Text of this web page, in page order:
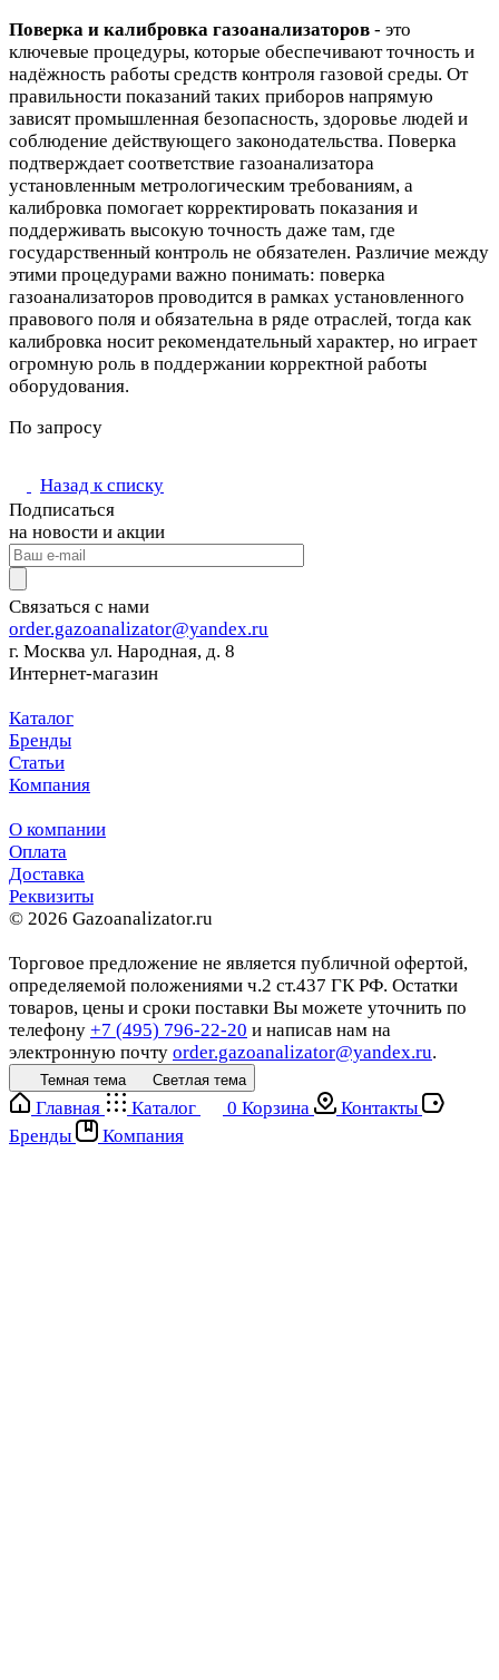
Поверка и калибровка газоанализаторов - это
ключевые процедуры, которые обеспечивают точность и
надёжность работы средств контроля газовой среды. От
правильности показаний таких приборов напрямую
зависят промышленная безопасность, здоровье людей и
соблюдение действующего законодательства. Поверка
подтверждает соответствие газоанализатора
установленным метрологическим требованиям, а
калибровка помогает корректировать показания и
поддерживать высокую точность даже там, где
государственный контроль не обязателен. Различие между
этими процедурами важно понимать: поверка
газоанализаторов проводится в рамках установленного
правового поля и обязательна в ряде отраслей, тогда как
калибровка носит рекомендательный характер, но играет
огромную роль в поддержании корректной работы
оборудования.
По запросу
Назад к списку
Подписаться
на новости и акции
Связаться с нами
order.gazoanalizator@yandex.ru
г. Москва ул. Народная, д. 8
Интернет-магазин
Каталог
Бренды
Статьи
Компания
О компании
Оплата
Доставка
Реквизиты
© 2026 Gazoanalizator.ru
Торговое предложение не является публичной офертой,
определяемой положениями ч.2 ст.437 ГК РФ. Остатки
товаров, цены и сроки поставки Вы можете уточнить по
телефону +7 (495) 796-22-20 и написав нам на
электронную почту order.gazoanalizator@yandex.ru.
Темная тема Светлая тема
Главная Каталог 0 Корзина
Контакты
Бренды
Компания